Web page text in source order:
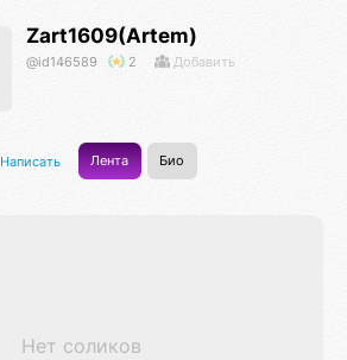
Zart1609(Artem)
@id146589 2 Добавить
Написать Лента Био
Нет соликов